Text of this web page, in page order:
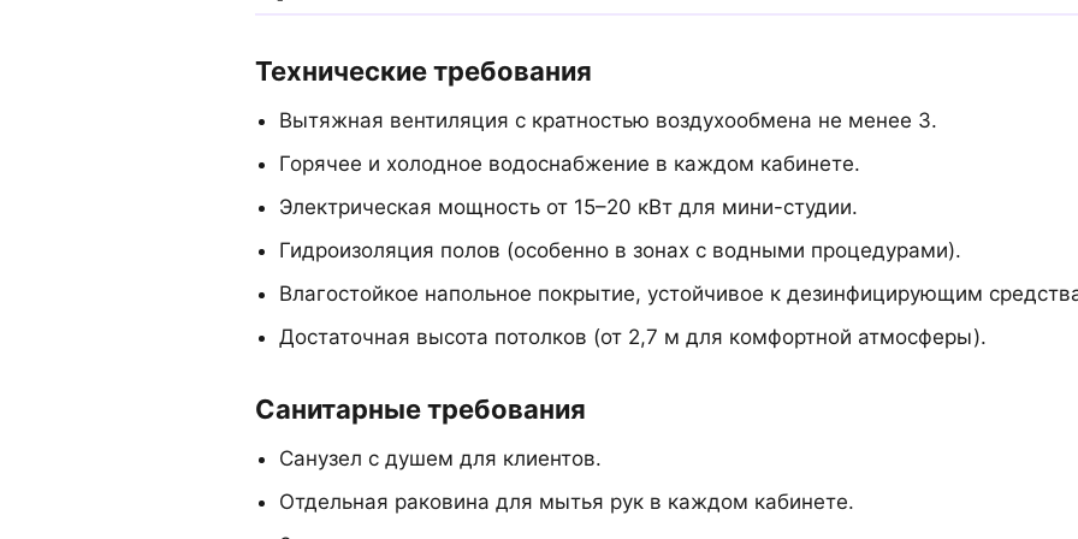
Технические требования
Вытяжная вентиляция с кратностью воздухообмена не менее 3.
Горячее и холодное водоснабжение в каждом кабинете.
Электрическая мощность от 15–20 кВт для мини-студии.
Гидроизоляция полов (особенно в зонах с водными процедурами).
Влагостойкое напольное покрытие, устойчивое к дезинфицирующим
Достаточная высота потолков (от 2,7 м для комфортной атмосферы).
Санитарные требования
Санузел с душем для клиентов.
Отдельная раковина для мытья рук в каждом кабинете.